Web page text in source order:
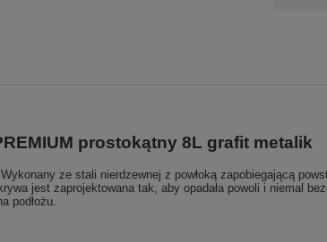
prostokątny 8L grafit metalik
ze stali nierdzewnej z powłoką zapobiegającą
jest zaprojektowana tak, aby opadała powoli i niemal
podłożu.